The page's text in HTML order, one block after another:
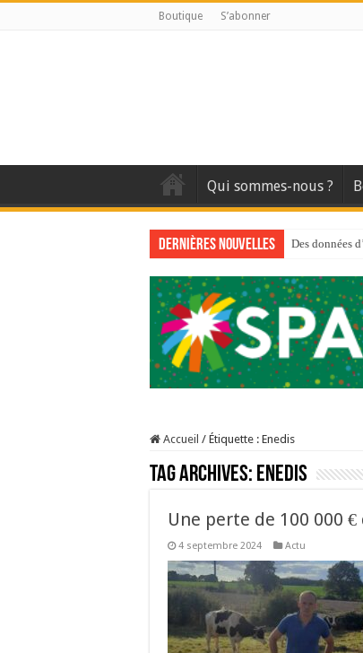
Boutique S’abonner
Qui sommes-nous ?
Dernières nouvelles Des données
Au sommaire
Au sommaire
Aidez-nous à
Au sommaire
À l’est, un
Un été
Accueil / Étiquette : Enedis
Tag Archives: Enedis
Une perte de 100 000
4 septembre 2024 Actu